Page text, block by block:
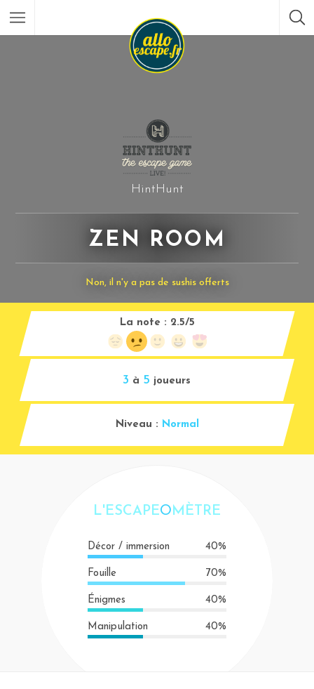
HintHunt
ZEN ROOM
Non, il n'y a pas de sushis offerts
3 à 5 joueurs
La note : 2.5/5
Niveau : Normal
L'ESCAPEO MÈTRE
Décor / immersion 40%
Fouille 70%
Énigmes 40%
Manipulation 40%